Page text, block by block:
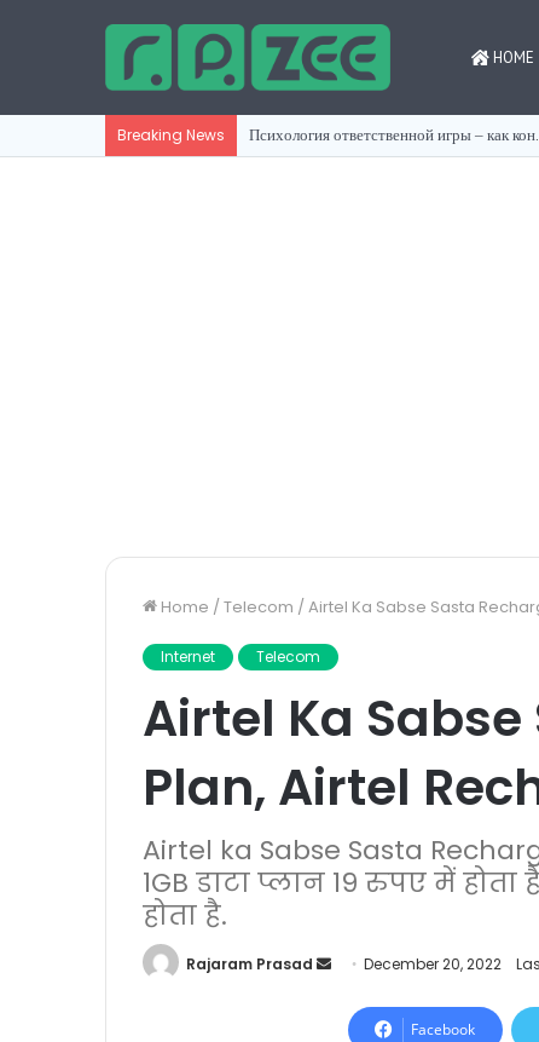
HOME
Breaking News
Home /Telecom /Airtel Ka Sabse Sasta
Internet Telecom
Airtel Ka
Plan, Airtel
Airtel ka Sabse Sasta
1GB डाटा प्लान 19 रुपए में
होता है.
Rajaram Prasad
Send
email
December 20, 2022
Facebook